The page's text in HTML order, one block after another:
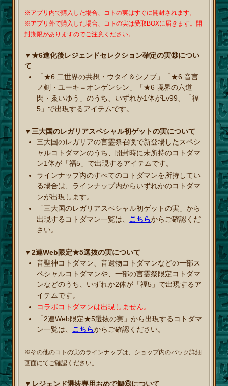
※アプリ内で購入した場合、コトの実はすぐに開封されます。
※アプリ外で購入した場合、コトの実は受取BOXに届きます。開
封期限がありますのでご注意ください。
▼★6進化後レジェンドセレクション確定の実⑬につい
て
「★6 二世界の共想・ウタイ＆シノブ」「★6 音言
ノ剣・ユーキ＝オンゲンシン」「★6 境界の六道
閃・ゑいゆう」のうち、いずれか1体がLv99、「福
5」で出現するアイテムです。
▼三大国のレガリアスペシャル初ゲットの実について
三大国のレガリアの言霊祭召喚で新登場したスペシ
ャルコトダマンのうち、開封時に未所持のコトダマ
ン1体が「福5」で出現するアイテムです。
ラインナップ内のすべてのコトダマンを所持してい
る場合は、ラインナップ内からいずれかのコトダマ
ンが出現します。
「三大国のレガリアスペシャル初ゲットの実」から
出現するコトダマン一覧は、 こちらからご確認くだ
さい。
▼2連Web限定★5選抜の実について
音聖神コトダマン、音遺物コトダマンなどの一部ス
ペシャルコトダマンや、一部の言霊祭限定コトダマ
ンなどのうち、いずれか2体が「福5」で出現するア
イテムです。
コラボコトダマンは出現しません。
「2連Web限定★5選抜の実」から出現するコトダマ
ン一覧は、 こちらからご確認ください。
※その他のコトの実のラインナップは、ショップ内のパック詳細
画面にてご確認ください。
▼レジェンド選抜専用おめで鯛⑥について